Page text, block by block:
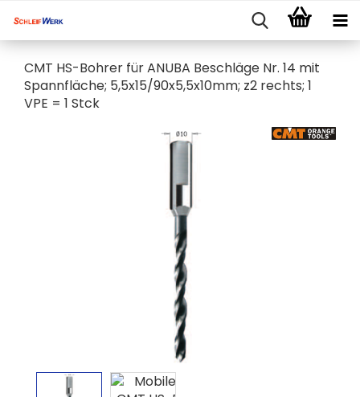
CMT HS-Bohrer für ANUBA Beschläge Nr. 14 mit
Spannfläche; 5,5x15/90x5,5x10mm; z2 rechts; 1
VPE = 1 Stck